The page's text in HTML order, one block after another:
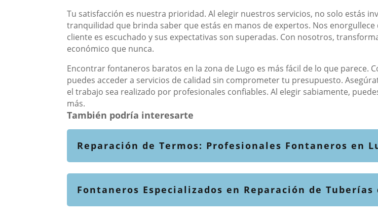
Tu satisfacción es nuestra prioridad. Al elegir nuestros servicios, no solo estás
tranquilidad que brinda saber que estás en manos de expertos. Nos
cliente es escuchado y sus expectativas son superadas. Con nosotros,
económico que nunca.
Encontrar fontaneros baratos en la zona de Lugo es más fácil de lo que parece.
puedes acceder a servicios de calidad sin comprometer tu presupuesto.
el trabajo sea realizado por profesionales confiables. Al elegir sabiamente,
más.
También podría interesarte
Reparación de Termos: Profesionales Fontaneros en
Fontaneros Especializados en Reparación de Tuberías